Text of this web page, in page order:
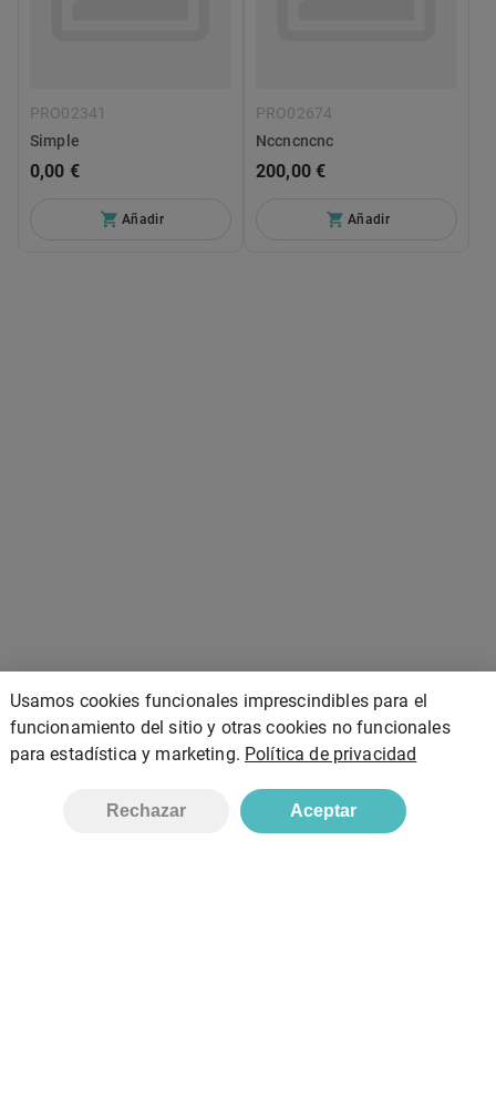
PRO02341
Simple
0,00 €
Añadir
PRO02674
Nccncncnc
200,00 €
Añadir
Usamos cookies funcionales imprescindibles para el
funcionamiento del sitio y otras cookies no funcionales
para estadística y marketing. Política de privacidad
Rechazar Aceptar